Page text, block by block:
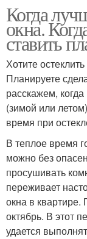
Когда
окна.
ставить
Хотите
Планируете
расскажем,
(зимой или
время при
В теплое время
можно без
просушивать
переживает
окна в квартире.
октябрь. В этот
удается